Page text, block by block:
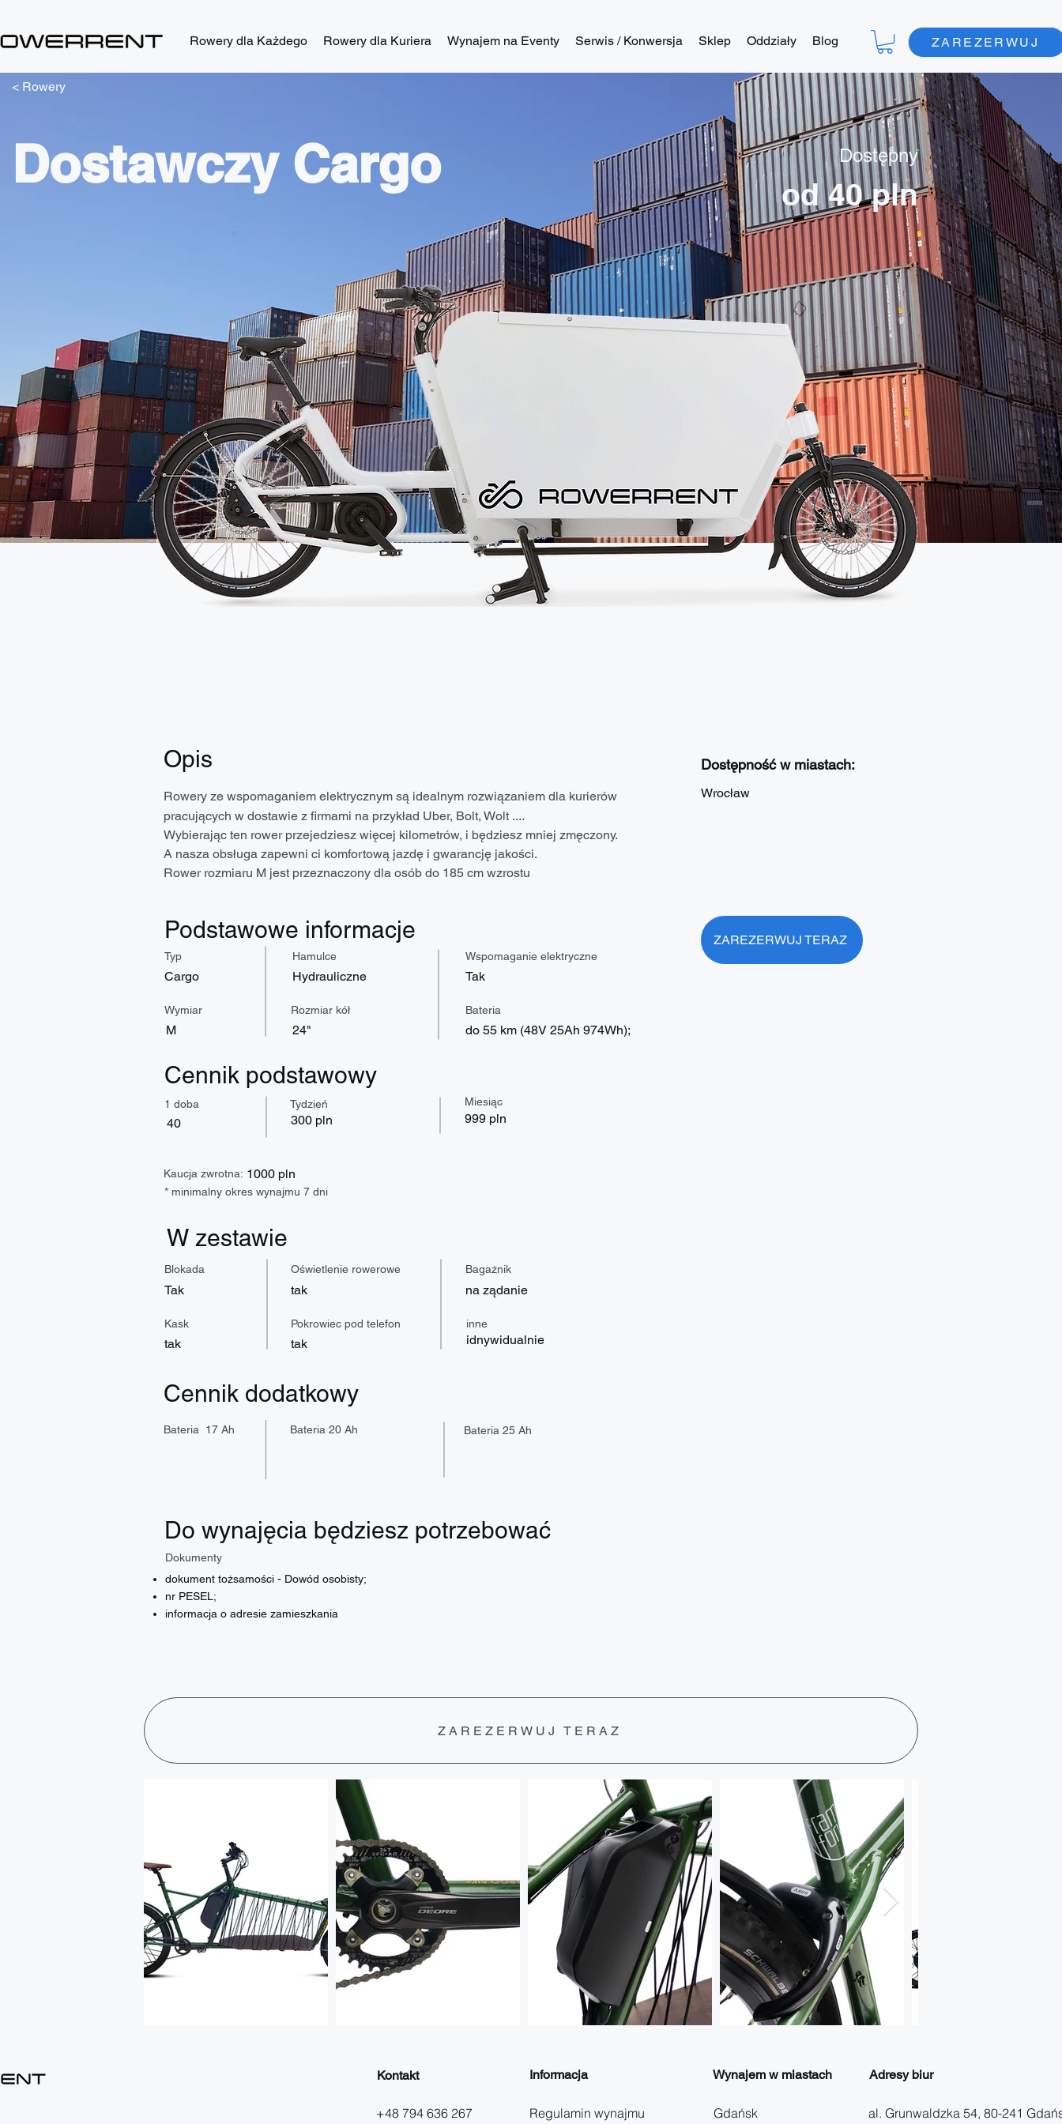
Rowery dla Każdego Rowery dla Kuriera Wynajem na Eventy Serwis / Konwersja Sklep Oddziały Blog ZAREZERWUJ
< Rowery
Dostawczy Cargo od 40 pln
Dostępny
Opis
Rowery ze wspomaganiem elektrycznym są idealnym rozwiązaniem dla kurierów
pracujących w dostawie z firmami na przykład Uber, Bolt, Wolt ....
Wybierając ten rower przejedziesz więcej kilometrów, i będziesz mniej zmęczony.
A nasza obsługa zapewni ci komfortową jazdę i gwarancję jakości.
Rower rozmiaru M jest przeznaczony dla osób do 185 cm wzrostu
Dostępność w miastach:
Wrocław
Podstawowe informacje
Typ
Cargo
Hamulce
Hydrauliczne
Wspomaganie elektryczne
Tak
Wymiar Rozmiar kół
M 24"
Bateria
do 55 km (48V 25Ah 974Wh);
ZAREZERWUJ TERAZ
Cennik podstawowy
40
1 doba Tydzień
300 pln
Miesiąc
999 pln
Kaucja zwrotna: 1000 pln
* minimalny okres wynajmu 7 dni
W zestawie
Blokada Oświetlenie rowerowe
Tak tak
Bagażnik
na ządanie
Kask Pokrowiec pod telefon
tak tak
inne
idnywidualnie
Cennik dodatkowy
Bateria 17 Ah Bateria 20 Ah Bateria 25 Ah
Do wynajęcia będziesz potrzebować
Dokumenty
dokument tożsamości - Dowód osobisty;
nr PESEL;
informacja o adresie zamieszkania
ZAREZERWUJ TERAZ
Kontakt Informacja
+48 794 636 267 Regulamin wynajmu
Wynajem w miastach
Gdańsk
Adresy biur
al. Grunwaldzka 54, 80-241